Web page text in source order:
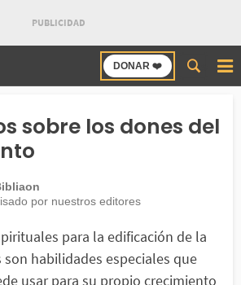
DONAR ❤️
sobre los dones del
por nuestros editores
para la edificación de la
son habilidades especiales que
usar para su propio crecimiento